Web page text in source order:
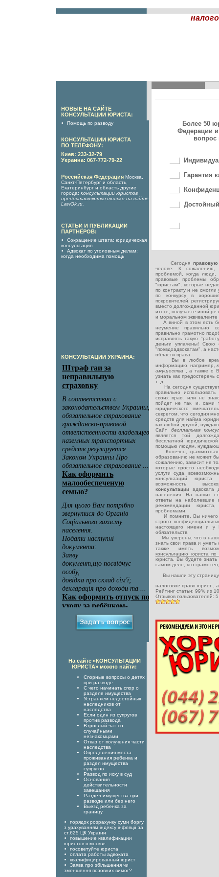
НОВЫЕ НА САЙТЕ
КОНСУЛЬТАЦИИ ЮРИСТА:
Помощь по разводу
КОНСУЛЬТАЦИИ ЮРИСТА
ПО ТЕЛЕФОНУ:
Киев: 233-32-79
Украина: 067-772-79-22
Российская Федерация Москва,
Санкт-Петербург и область,
Екатеринбург и область другие
города: консультации юристов
предоставляются только на сайте
LawOk.ru
СТАТЬИ И ПУБЛИКАЦИИ
ПАРТНЁРОВ:
Сокращение штата: юридическая
консультация
Адвокат по уголовным делам:
когда необходима помощь
КОНСУЛЬТАЦИИ УКРАИНА:
Более 50
Федерации
вопрос
Гарантия
Сегодня
челове. К
проблемой, когда люди,
правовые проблемы
"юристам", которые
по контракту и не смогли
по конкурсу в
покровителей,
вместо долгожданной
итоге, получаете иной
и моральном эквиваленте
А виной в этом есть
неумение правильно
правильно грамотно
исправлять такую
деньги уплачены! Свою
"псевдоадвокатам", а
области права.
Вы в любое время
информацию, например,
имущества
, а также о
узнать как предостеречь
т. д.
На сегодня
правильно
своих прав, или не
пойдет не так, и, сами
юридического
секретом, что сегодня
средств для найма
как любой другой,
Сайт бесплатная
является той
бесплатной
помощью людям,
Конечно, граммотная и
образованию не может
сожалению, зависит не
которые просто
услуги суда,
консультаций юриста
возможность
консультацииадвоката
населения. На наших
ответы на наболевшие
рекомендации
проблемами.
И помните, Вы ничего
строго
настоящего имени и у
обязательств.
Мы уверены, что в
знать свои права и уметь
также иметь
консультацию юриста
юриста. Вы будете знать
самом деле, кто
Вы нашли эту
налоговое право юрист
,
Рейтинг статьи: 99% из
Отзывов пользователей: 5
На сайте «КОНСУЛЬТАЦИИ
ЮРИСТА» можно найти:
Спорные вопросы о детях
при разводе
С чего начинать спор о
разделе имущества
Устраняем недостойных
наследников от
наследства
Если один из супругов
против развода
Взрослый чат со
случайными
незнакомцами
Отказ от получения части
наследства
Определения места
проживания ребенка и
раздел имущества
супругов
Развод по иску в суд
Основания
действительности
завещания
Раздел имущества при
разводе или без него
Выезд ребенка за
границу
порядок розрахунку суми боргу
з урахуванням індексу інфляції за
ст.625 ЦК України
повышение квалификации
юристов в москве
посоветуйте юриста
оплата работы адвоката
квалифицированный юрист
Заява про збільшення чи
зменшення позовних вимог?